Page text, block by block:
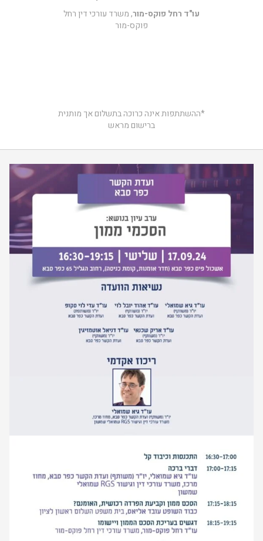
עו"ד רחל פוקס-מור, משרד עורכי דין רחל
פוקס-מור
*ההשתתפות אינה כרוכה בתשלום אך מותנית
ברישום מראש